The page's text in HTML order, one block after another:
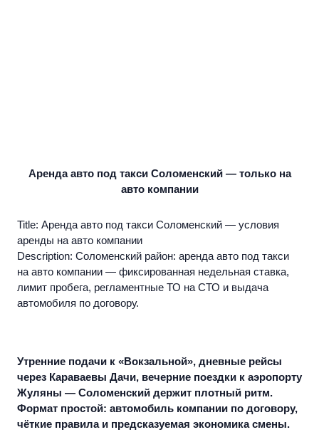
Аренда авто под такси Соломенский — только на
авто компании
Title: Аренда авто под такси Соломенский — условия
аренды на авто компании
Description: Соломенский район: аренда авто под такси
на авто компании — фиксированная недельная ставка,
лимит пробега, регламентные ТО на СТО и выдача
автомобиля по договору.
Утренние подачи к «Вокзальной», дневные рейсы
через Караваевы Дачи, вечерние поездки к аэропорту
Жуляны — Соломенский держит плотный ритм.
Формат простой: автомобиль компании по договору,
чёткие правила и предсказуемая экономика смены.